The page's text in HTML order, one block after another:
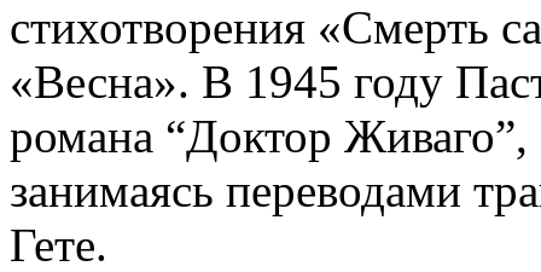
стихотворения «Смерть
«Весна». В 1945 году
романа “Доктор
занимаясь переводами
Гете.